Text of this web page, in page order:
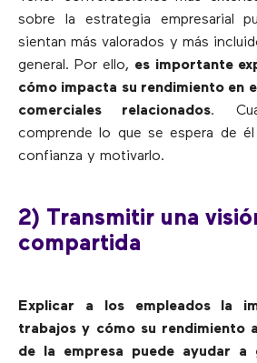
sobre la estrategia empresarial
sientan más valorados y más
general. Por ello, es importante
cómo impacta su rendimiento en
comerciales relacionados.
comprende lo que se espera de él
confianza y motivarlo.
2) Transmitir una
compartida
Explicar a los empleados la
trabajos y cómo su rendimiento
de la empresa puede ayudar a